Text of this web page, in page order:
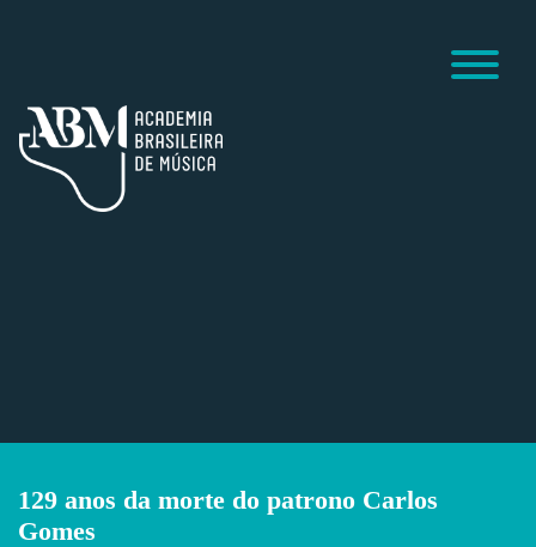
129 anos da morte do patrono Carlos
Gomes